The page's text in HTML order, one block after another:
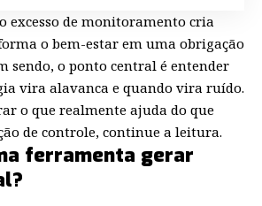
excesso de monitoramento cria
o bem-estar em uma obrigação
sendo, o ponto central é entender
vira alavanca e quando vira ruído.
o que realmente ajuda do que
de controle, continue a leitura.
ferramenta gerar